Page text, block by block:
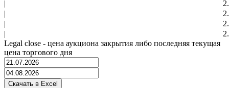
|
|
|
|
Legal close - цена аукциона закрытия либо последняя текущая
цена торгового дня